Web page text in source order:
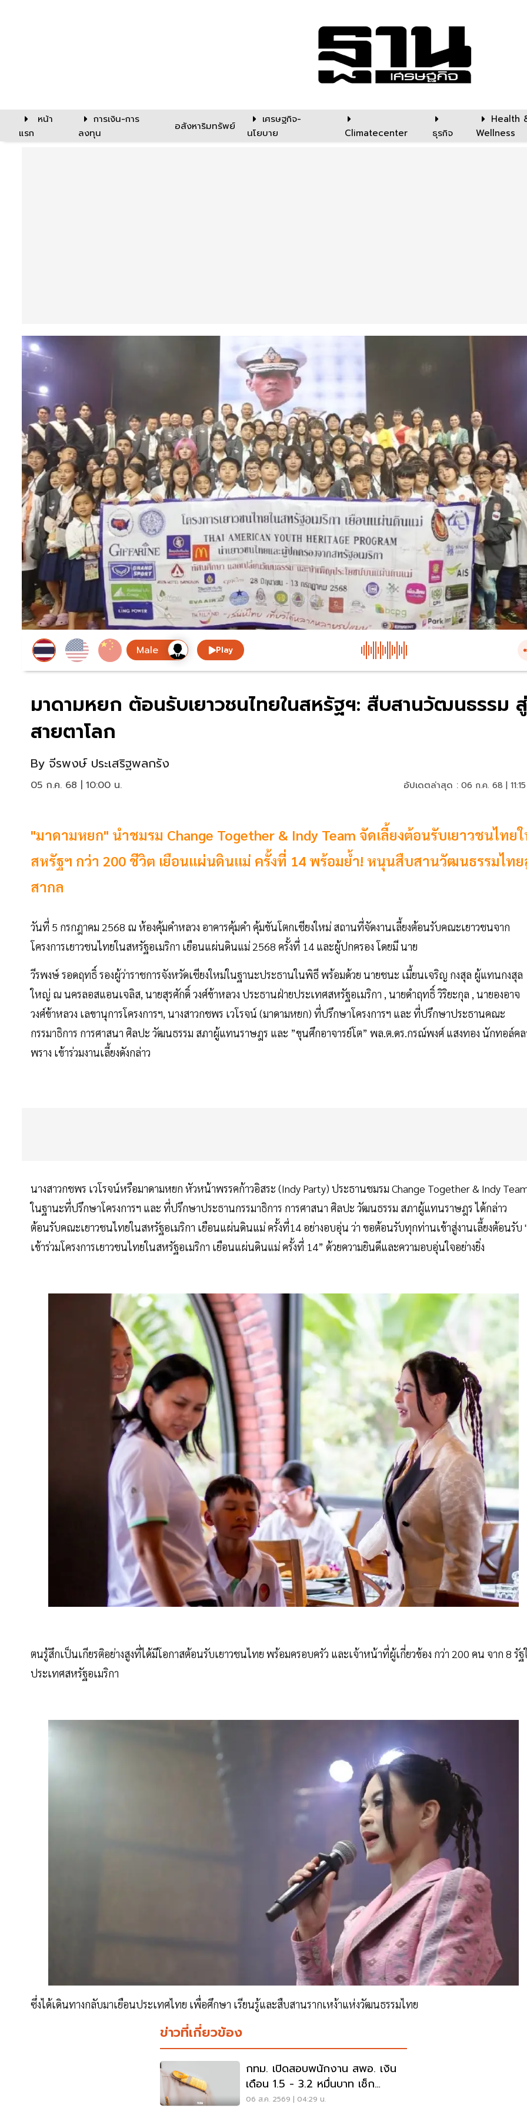
หน้า
แรก
การเงิน-การ
ลงทุน
อสังหาริมทรัพย์
เศรษฐกิจ-
นโยบาย
Climatecenter ธุรกิจ
Health
Wellness
Play
มาดามหยก ต้อนรับเยาวชนไทยในสหรัฐฯ: สืบสานวัฒนธรรม สู่
สายตาโลก
By จีรพงษ์ ประเสริฐพลกรัง
05 ก.ค. 68 | 10:00 น. อัปเดตล่าสุด : 06 ก.ค. 68 |
"มาดามหยก" นำชมรม Change Together & Indy Team จัดเลี้ยงต้อนรับเยาวชนไทย
สหรัฐฯ กว่า 200 ชีวิต เยือนแผ่นดินแม่ ครั้งที่ 14 พร้อมย้ำ! หนุนสืบสานวัฒนธรรมไท
สากล
วันที่ 5 กรกฎาคม 2568 ณ ห้องคุ้มคำหลวง อาคารคุ้มคำ คุ้มขันโตกเชียงใหม่ สถานที่จัดงานเลี้ยงต้อนรับคณะเยาวชนจาก
โครงการเยาวชนไทยในสหรัฐอเมริกา เยือนแผ่นดินแม่ 2568 ครั้งที่ 14 และผู้ปกครอง โดยมี นาย
วีรพงษ์ รอดฤทธิ์ รองผู้ว่าราชการจังหวัดเชียงใหม่ในฐานะประธานในพิธี พร้อมด้วย นายชนะ เมี้ยนเจริญ กงสุล ผู้แทนกงสุล
ใหญ่ ณ นครลอสแอนเจลิส, นายสุรศักดิ์ วงศ์ข้าหลวง ประธานฝ่ายประเทศสหรัฐอเมริกา , นายดำฤทธิ์ วิริยะกุล , นายองอาจ
วงศ์ข้าหลวง เลขานุการโครงการฯ, นางสาวกชพร เวโรจน์ (มาดามหยก) ที่ปรึกษาโครงการฯ และ ที่ปรึกษาประธานคณะ
กรรมาธิการ การศาสนา ศิลปะ วัฒนธรรม สภาผู้แทนราษฎร และ ”ขุนศึกอาจารย์โต” พล.ต.ดร.กรณ์พงศ์ แสงทอง นักทอล์คล
พราง เข้าร่วมงานเลี้ยงดังกล่าว
นางสาวกชพร เวโรจน์หรือมาดามหยก หัวหน้าพรรคก้าวอิสระ (Indy Party) ประธานชมรม Change Together & Indy
ในฐานะที่ปรึกษาโครงการฯ และ ที่ปรึกษาประธานกรรมาธิการ การศาสนา ศิลปะ วัฒนธรรม สภาผู้แทนราษฎร ได้กล่าว
ต้อนรับคณะเยาวชนไทยในสหรัฐอเมริกา เยือนแผ่นดินแม่ ครั้งที่14 อย่างอบอุ่น ว่า ขอต้อนรับทุกท่านเข้าสู่งานเลี้ยงต้อนรับ
เข้าร่วมโครงการเยาวชนไทยในสหรัฐอเมริกา เยือนแผ่นดินแม่ ครั้งที่ 14” ด้วยความยินดีและความอบอุ่นใจอย่างยิ่ง
ตนรู้สึกเป็นเกียรติอย่างสูงที่ได้มีโอกาสต้อนรับเยาวชนไทย พร้อมครอบครัว และเจ้าหน้าที่ผู้เกี่ยวข้อง กว่า 200 คน จาก 8 รัฐ
ประเทศสหรัฐอเมริกา
ซึ่งได้เดินทางกลับมาเยือนประเทศไทย เพื่อศึกษา เรียนรู้และสืบสานรากเหง้าแห่งวัฒนธรรมไทย
ข่าวที่เกี่ยวข้อง
กทม. เปิดสอบพนักงาน สพอ. เงิน
เดือน 1.5 - 3.2 หมื่นบาท เช็ก
เงื่อนไข-วิธีสมัครที่นี่
06 ส.ค. 2569 | 04:29 น.